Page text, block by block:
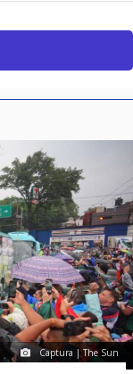
Captura | The Sun